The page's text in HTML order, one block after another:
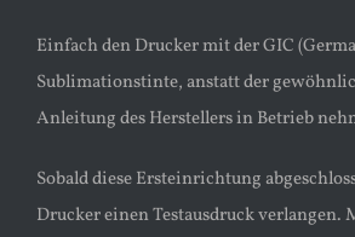
Einfach den Drucker mit der GIC
Sublimationstinte, anstatt der
Anleitung des Herstellers in Betrieb
Sobald diese Ersteinrichtung
Drucker einen Testausdruck verlangen.